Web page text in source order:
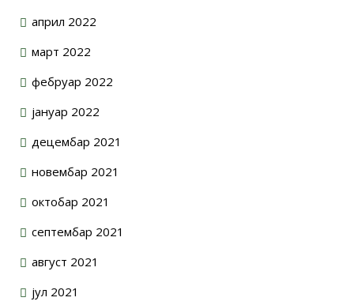
април 2022
март 2022
фебруар 2022
јануар 2022
децембар 2021
новембар 2021
октобар 2021
септембар 2021
август 2021
јул 2021